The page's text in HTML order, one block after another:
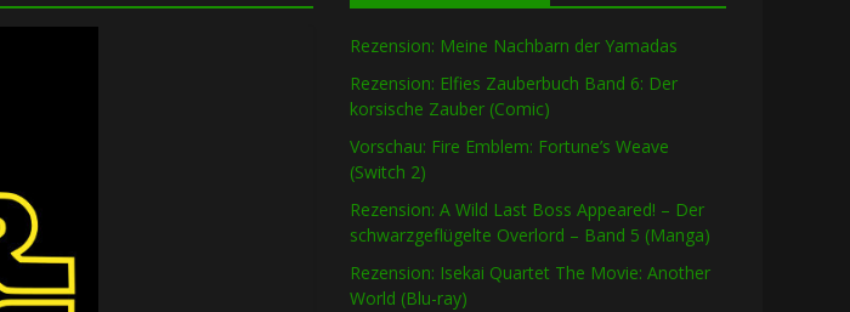
Rezension: Meine Nachbarn der Yamadas
Rezension: Elfies Zauberbuch Band 6: Der
korsische Zauber (Comic)
Vorschau: Fire Emblem: Fortune’s Weave
(Switch 2)
Rezension: A Wild Last Boss Appeared! – Der
schwarzgeflügelte Overlord – Band 5 (Manga)
Rezension: Isekai Quartet The Movie: Another
World (Blu-ray)